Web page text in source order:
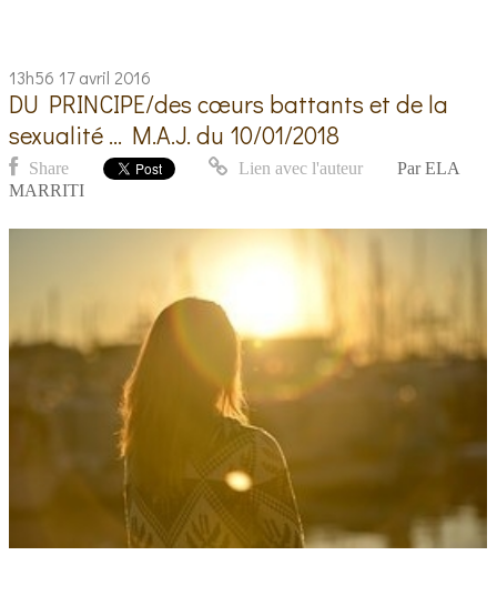
13h56 17 avril 2016
DU PRINCIPE/des cœurs battants et de la
sexualité ... M.A.J. du 10/01/2018
Share Lien avec l'auteur Par ELA
MARRITI